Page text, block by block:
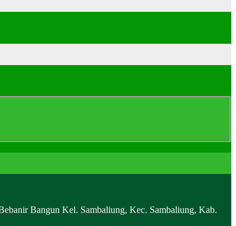
Bangun Kel. Sambaliung, Kec. Sambaliung, Kab.